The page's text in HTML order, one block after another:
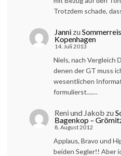
Trotzdem schade,
Janni zu
Kopenhagen
14. Juli 2013
Niels, nach Vergleich
denen der GT muss
wesentlichen
formulierst....…
Reni und Jakob zu
Bagenkop –
8. August 2012
Applaus, Bravo und
beiden Segler!! Aber